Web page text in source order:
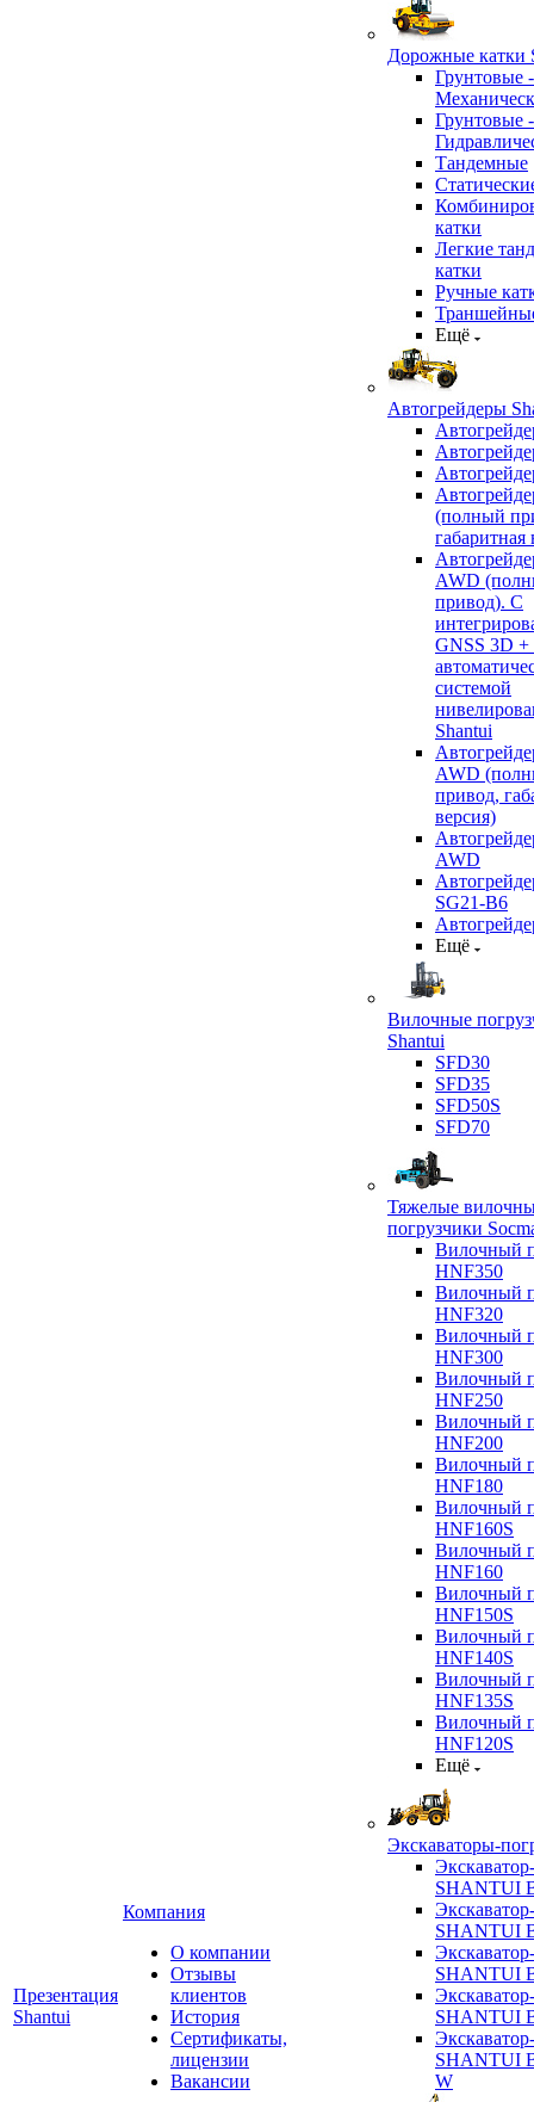
Презентация
Shantui
Компания
О компании
Отзывы
клиентов
История
Сертификаты,
лицензии
Вакансии
Дорожные катки
Грунтовые -
Грунтовые -
Тандемные
катки
Легкие
катки
Ручные
Ещё
Автогрейдеры
(полный
габаритная
AWD
привод). С
GNSS 3D +
системой
Shantui
AWD
привод,
версия)
AWD
SG21-B6
Ещё
Вилочные
Shantui
SFD30
SFD35
SFD50S
SFD70
Тяжелые
погрузчики
Вилочный
HNF350
Вилочный
HNF320
Вилочный
HNF300
Вилочный
HNF250
Вилочный
HNF200
Вилочный
HNF180
Вилочный
HNF160S
Вилочный
HNF160
Вилочный
HNF150S
Вилочный
HNF140S
Вилочный
HNF135S
Вилочный
HNF120S
Ещё
Экскаваторы-
SHANTUI
SHANTUI
SHANTUI
SHANTUI
SHANTUI
W